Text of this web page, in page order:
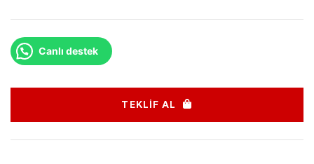
Canlı destek
TEKLIF AL